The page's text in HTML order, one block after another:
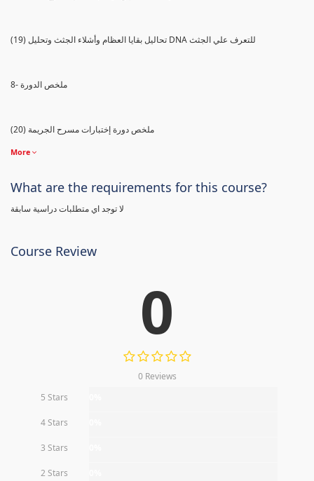
(19) تحاليل بقايا العظام وأشلاء الجثث وتحليل DNA للتعرف علي الجثث
8- ملخص الدورة
(20) ملخص دورة إختبارات مسرح الجريمة
More
What are the requirements for this course?
لا توجد اي متطلبات دراسية سابقة
Course Review
0
0 Reviews
5 Stars
4 Stars
3 Stars
2 Stars